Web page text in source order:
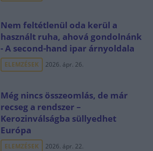
Nem feltétlenül oda kerül a
használt ruha, ahová gondolnánk
- A second-hand ipar árnyoldala
ELEMZÉSEK 2026. ápr. 26.
Még nincs összeomlás, de már
recseg a rendszer –
Kerozinválságba süllyedhet
Európa
ELEMZÉSEK 2026. ápr. 22.